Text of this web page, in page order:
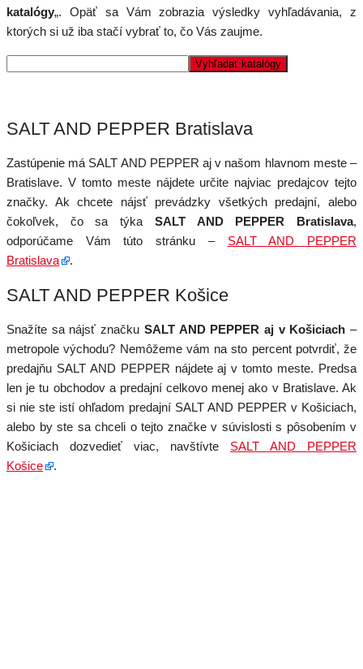
katalógy„. Opäť sa Vám zobrazia výsledky vyhľadávania, z
ktorých si už iba stačí vybrať to, čo Vás zaujme.
SALT AND PEPPER Bratislava
Zastúpenie má SALT AND PEPPER aj v našom hlavnom meste –
Bratislave. V tomto meste nájdete určite najviac predajcov tejto
značky. Ak chcete nájsť prevádzky všetkých predajní, alebo
čokoľvek, čo sa týka SALT AND PEPPER Bratislava,
odporúčame Vám túto stránku – SALT AND PEPPER
Bratislava
.
SALT AND PEPPER Košice
Snažíte sa nájsť značku SALT AND PEPPER aj v Košiciach –
metropole východu? Nemôžeme vám na sto percent potvrdiť, že
predajňu SALT AND PEPPER nájdete aj v tomto meste. Predsa
len je tu obchodov a predajní celkovo menej ako v Bratislave. Ak
si nie ste istí ohľadom predajní SALT AND PEPPER v Košiciach,
alebo by ste sa chceli o tejto značke v súvislosti s pôsobením v
Košiciach dozvedieť viac, navštívte SALT AND PEPPER
Košice
.